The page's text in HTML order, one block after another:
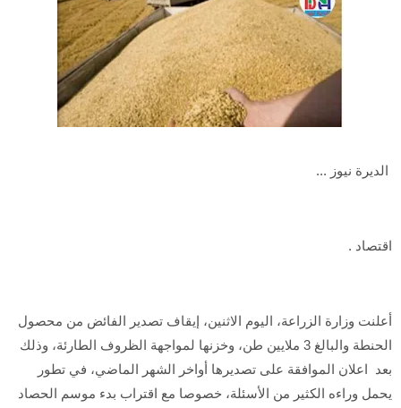
الديرة نيوز ...
اقتصاد .
أعلنت وزارة الزراعة، اليوم الاثنين، إيقاف تصدير الفائض من محصول
الحنطة والبالغ 3 ملايين طن، وخزنها لمواجهة الظروف الطارئة، وذلك
بعد اعلان الموافقة على تصديرها أواخر الشهر الماضي، في تطور
يحمل وراءه الكثير من الأسئلة، خصوصا مع اقتراب بدء موسم الحصاد